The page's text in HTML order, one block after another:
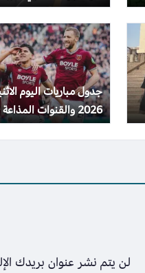
2026 والقنوات المذاعة
لن يتم نشر عنوان بريدك